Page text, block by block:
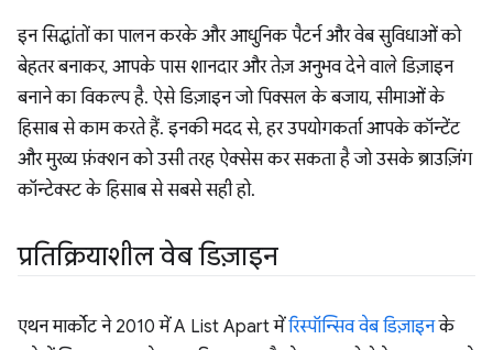
इन सिद्धांतों का पालन करके और आधुनिक पैटर्न और वेब सुविधाओं को
बेहतर बनाकर, आपके पास शानदार और तेज़ अनुभव देने वाले डिज़ाइन
बनाने का विकल्प है. ऐसे डिज़ाइन जो पिक्सल के बजाय, सीमाओं के
हिसाब से काम करते हैं. इनकी मदद से, हर उपयोगकर्ता आपके कॉन्टेंट
और मुख्य फ़ंक्शन को उसी तरह ऐक्सेस कर सकता है जो उसके ब्राउज़िंग
कॉन्टेक्स्ट के हिसाब से सबसे सही हो.
प्रतिक्रियाशील वेब डिज़ाइन
एथन मार्कोट ने 2010 में A List Apart मेंरिस्पॉन्सिव वेब डिज़ाइनके